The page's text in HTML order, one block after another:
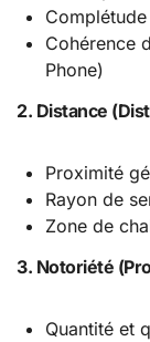
Cohérence
Phone)
2. Distance
Proximité
Rayon de
Zone de
3. Notoriété
Quantité et